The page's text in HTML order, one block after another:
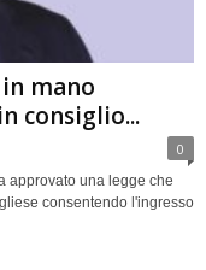
mano
consiglio...
0
approvato una legge che
consentendo l'ingresso